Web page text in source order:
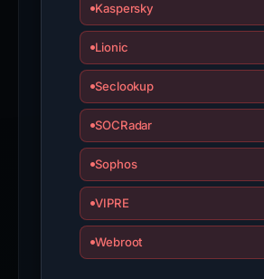
Kaspersky
Lionic
Seclookup
SOCRadar
Sophos
VIPRE
Webroot